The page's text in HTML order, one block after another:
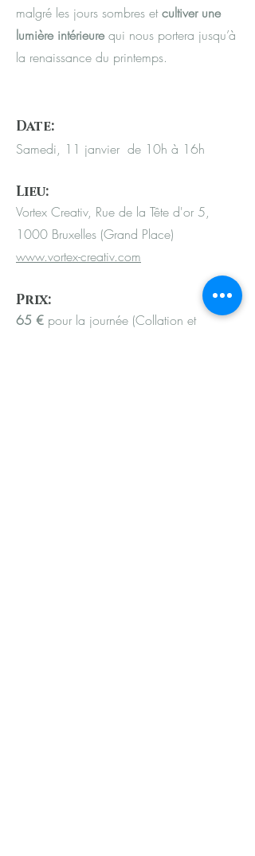
malgré les jours sombres etcultiver une
lumière intérieurequi nous portera jusqu’à
la renaissance du printemps.
Date:
Samedi, 11 janvier de 10h à 16h
Lieu:
Vortex Creativ, Rue de la Tête d'or 5,
1000 Bruxelles (Grand Place)
www.vortex-creativ.com
Prix:
65 € pour la journée (Collation et